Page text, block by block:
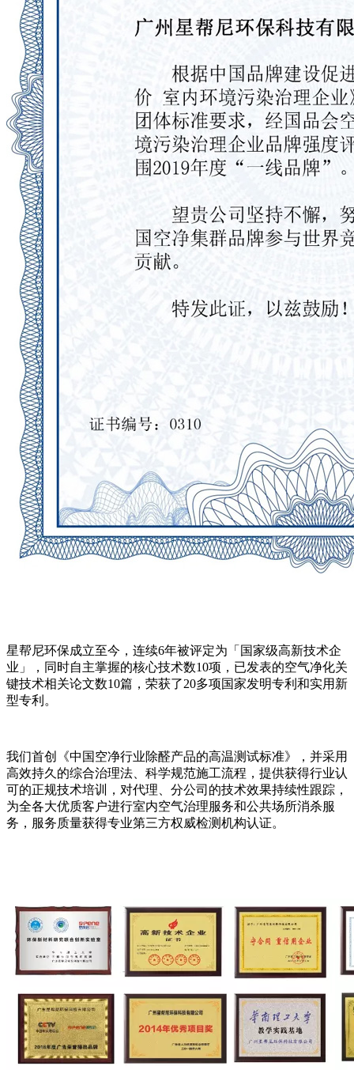
星帮尼环保成立至今，连续6年被评定为「国家级高新技术企
业」，同时自主掌握的核心技术数10项，已发表的空气净化关
键技术相关论文数10篇，荣获了20多项国家发明专利和实用新
型专利。
我们首创《中国空净行业除醛产品的高温测试标准》，并采用
高效持久的综合治理法、科学规范施工流程，提供获得行业认
可的正规技术培训，对代理、分公司的技术效果持续性跟踪，
为全各大优质客户进行室内空气治理服务和公共场所消杀服
务，服务质量获得专业第三方权威检测机构认证。